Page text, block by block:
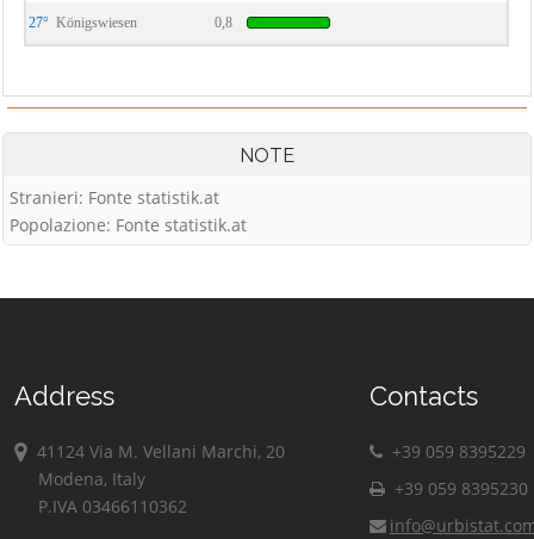
27° Königswiesen 0,8
NOTE
Stranieri: Fonte statistik.at
Popolazione: Fonte statistik.at
Address
41124 Via M. Vellani Marchi, 20
Modena, Italy
P.IVA 03466110362
Contacts
+39 059 8395229
+39 059 8395230